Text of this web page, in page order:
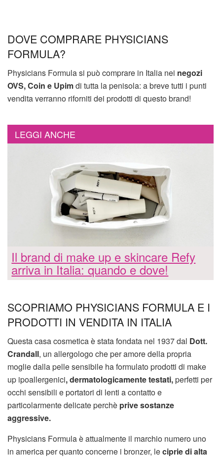
DOVE COMPRARE PHYSICIANS
FORMULA?
Physicians Formula si può comprare in Italia nei negozi
OVS, Coin e Upimdi tutta la penisola: a breve tutti i punti
vendita verranno riforniti dei prodotti di questo brand!
LEGGI ANCHE
Il brand di make up e skincare Refy
arriva in Italia: quando e dove!
SCOPRIAMO PHYSICIANS FORMULA E I
PRODOTTI IN VENDITA IN ITALIA
Questa casa cosmetica è stata fondata nel 1937 dal Dott.
Crandall, un allergologo che per amore della propria
moglie dalla pelle sensibile ha formulato prodotti di make
up ipoallergenici, dermatologicamente testati,perfetti per
occhi sensibili e portatori di lenti a contatto e
particolarmente delicate perchè prive sostanze
aggressive.
Physicians Formula è attualmente il marchio numero uno
in america per quanto concerne i bronzer, leciprie di alta